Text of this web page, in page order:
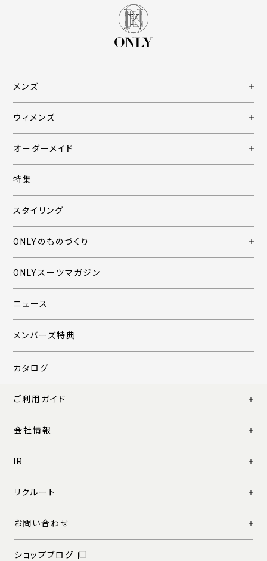
メンズ
ウィメンズ
オーダーメイド
特集
スタイリング
ONLYのものづくり
ONLYスーツマガジン
ニュース
メンバーズ特典
カタログ
ご利用ガイド
会社情報
IR
リクルート
お問い合わせ
ショップブログ